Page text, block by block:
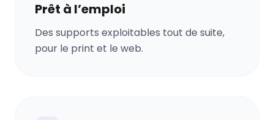
Prêt à l’emploi
Des supports exploitables tout de suite,
pour le print et le web.